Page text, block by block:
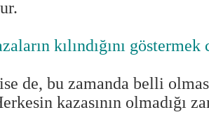
kılındığını
de, bu zamanda belli
kazasının olmadığı